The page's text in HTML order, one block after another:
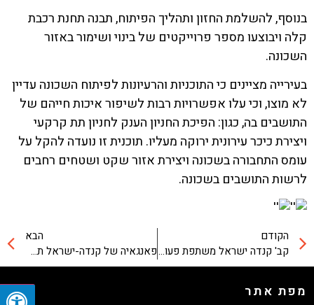
בנוסף, להשלמת החזון ותהליך הפיתוח, תבנה תחנת רכבת
קלה ויבוצעו מספר פרוייקטים של בינוי ושימור באזור
השכונה.
בעירייה מציינים כי התוכניות והרעיונות לפיתוח השכונה עדיין
לא מוצו, וכי עלו אפשרויות רבות לשיפור איכות חייהם של
התושבים בה, כגון: הפיכת החניון הענק לחניון תת קרקעי
ויצירת כיכר עירונית ירוקה מעליו. תוכנית זו נועדה להקל על
עומס התחבורה בשכונה ויצירת אזור שקט ושטחים רחבים
לרשות התושבים בשכונה.
הקודם
קב' קנדה ישראל משתפת פעולה עם מעצב העל קפיליני בפרויקט W PRIME
הבא
פאנגאיה של קנדה-ישראל תבנה במתחם מחלבת תנובה
מפת אתר